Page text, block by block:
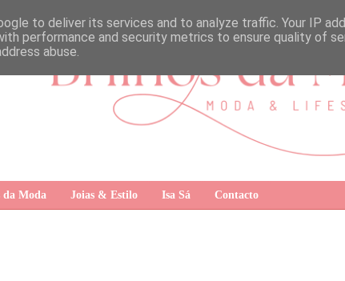
Moda Joias & Estilo Isa Sá Contacto
to deliver its services and to analyze traffic. Your IP
performance and security metrics to ensure quality of
abuse.